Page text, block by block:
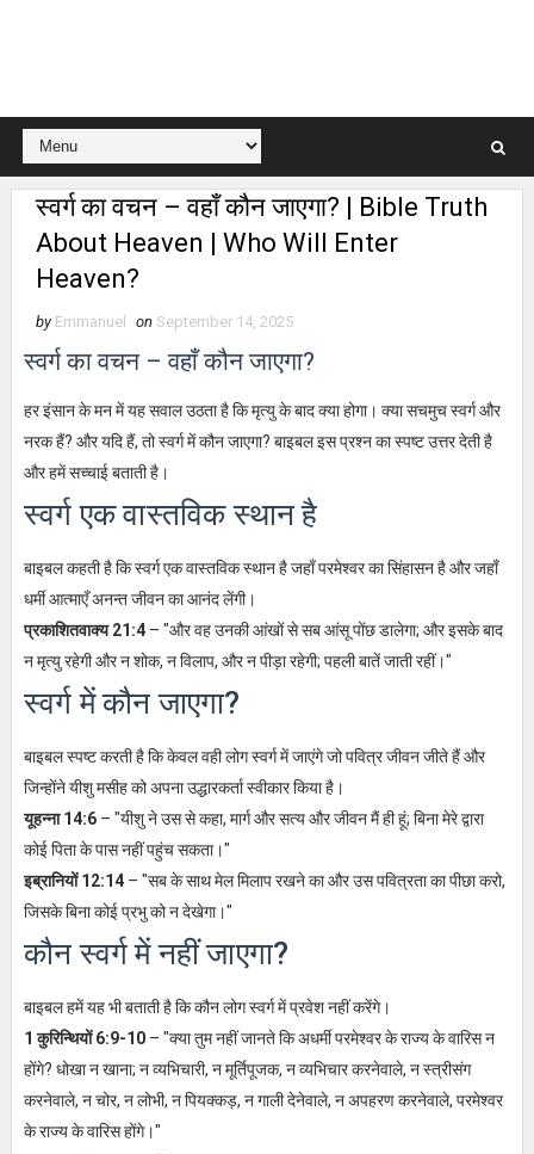
स्वर्ग का वचन – वहाँ कौन जाएगा? | Bible Truth
About Heaven | Who Will Enter
Heaven?
by Emmanuel on September 14, 2025
स्वर्ग का वचन – वहाँ कौन जाएगा?
हर इंसान के मन में यह सवाल उठता है कि मृत्यु के बाद क्या होगा। क्या सचमुच स्वर्ग और
नरक हैं? और यदि हैं, तो स्वर्ग में कौन जाएगा? बाइबल इस प्रश्न का स्पष्ट उत्तर देती है
और हमें सच्चाई बताती है।
स्वर्ग एक वास्तविक स्थान है
बाइबल कहती है कि स्वर्ग एक वास्तविक स्थान है जहाँ परमेश्वर का सिंहासन है और जहाँ
धर्मी आत्माएँ अनन्त जीवन का आनंद लेंगी।
प्रकाशितवाक्य 21:4– "और वह उनकी आंखों से सब आंसू पोंछ डालेगा; और इसके बाद
न मृत्यु रहेगी और न शोक, न विलाप, और न पीड़ा रहेगी; पहली बातें जाती रहीं।"
स्वर्ग में कौन जाएगा?
बाइबल स्पष्ट करती है कि केवल वही लोग स्वर्ग में जाएंगे जो पवित्र जीवन जीते हैं और
जिन्होंने यीशु मसीह को अपना उद्धारकर्ता स्वीकार किया है।
यूहन्ना 14:6– "यीशु ने उस से कहा, मार्ग और सत्य और जीवन मैं ही हूं; बिना मेरे द्वारा
कोई पिता के पास नहीं पहुंच सकता।"
इब्रानियों 12:14– "सब के साथ मेल मिलाप रखने का और उस पवित्रता का पीछा करो,
जिसके बिना कोई प्रभु को न देखेगा।"
कौन स्वर्ग में नहीं जाएगा?
बाइबल हमें यह भी बताती है कि कौन लोग स्वर्ग में प्रवेश नहीं करेंगे।
1 कुरिन्थियों 6:9-10– "क्या तुम नहीं जानते कि अधर्मी परमेश्वर के राज्य के वारिस न
होंगे? धोखा न खाना; न व्यभिचारी, न मूर्तिपूजक, न व्यभिचार करनेवाले, न स्त्रीसंग
करनेवाले, न चोर, न लोभी, न पियक्कड़, न गाली देनेवाले, न अपहरण करनेवाले, परमेश्वर
के राज्य के वारिस होंगे।"